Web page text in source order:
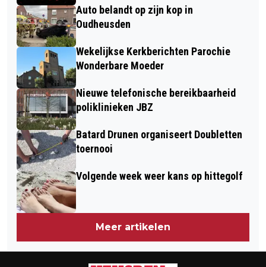
Auto belandt op zijn kop in
Oudheusden
Wekelijkse Kerkberichten Parochie
Wonderbare Moeder
Nieuwe telefonische bereikbaarheid
poliklinieken JBZ
Batard Drunen organiseert Doubletten
toernooi
Volgende week weer kans op hittegolf
Meer artikelen